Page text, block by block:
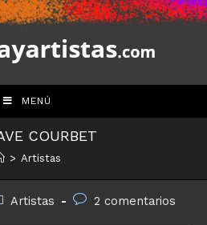
MENÚ
COURBET
> Artistas
Artistas
Comentarios
2 comentarios